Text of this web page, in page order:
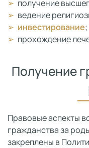
получение
ведение
инвестирование;
прохождение
Получение
Правовые аспекты
гражданства за
закреплены в